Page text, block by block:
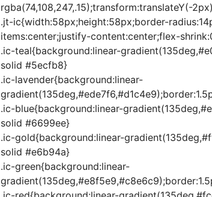
rgba(74,108,247,.15);transform:translateY(-
.jt-ic{width:58px;height:58px;border-
items:center;justify-content:center;flex-
.ic-teal{background:linear-
solid #5ecfb8}
.ic-lavender{background:linear-
.ic-blue{background:linear-
solid #6699ee}
.ic-gold{background:linear-
solid #e6b94a}
.ic-green{background:linear-